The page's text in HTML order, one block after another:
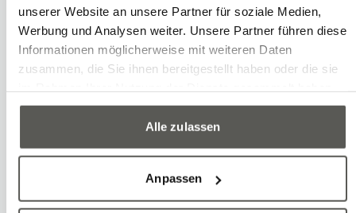
unserer Website an unsere Partner für soziale Medien,
Werbung und Analysen weiter. Unsere Partner führen diese
Informationen möglicherweise mit weiteren Daten
zusammen, die Sie ihnen bereitgestellt haben oder die sie
Alle zulassen
Anpassen
Smart Home für die Industrie
Während Smart Home schon länger
Einzug in die eigenen vier Wände
gehalten hat, ist Smart Manufacturing
erst seit etwa eineinhalb Jahren in aller
Munde. Und das, obwohl solche